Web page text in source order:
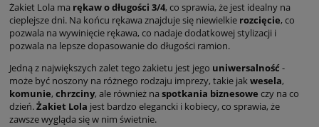
Żakiet Lola ma rękaw o długości 3/4, co sprawia, że jest idealny na
cieplejsze dni. Na końcu rękawa znajduje się niewielkie rozcięcie, co
pozwala na wywinięcie rękawa, co nadaje dodatkowej stylizacji i
pozwala na lepsze dopasowanie do długości ramion.
Jedną z największych zalet tego żakietu jest jego uniwersalność -
może być noszony na różnego rodzaju imprezy, takie jakwesela,
komunie, chrzciny, ale również na spotkania biznesowe czy na co
dzień.Żakiet Lola jest bardzo elegancki i kobiecy, co sprawia, że
zawsze wygląda się w nim świetnie.